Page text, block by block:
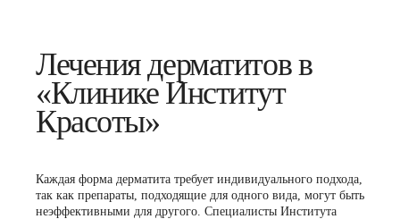
Лечения дерматитов в
«Клинике Институт
Красоты»
Каждая форма дерматита требует индивидуального подхода,
так как препараты, подходящие для одного вида, могут быть
неэффективными для другого. Специалисты Института